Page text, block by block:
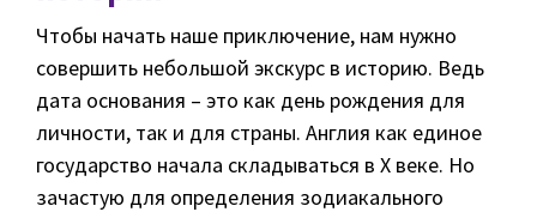
Чтобы начать наше приключение, нам нужно
совершить небольшой экскурс в историю. Ведь
дата основания – это как день рождения для
личности, так и для страны. Англия как единое
государство начала складываться в X веке. Но
зачастую для определения зодиакального